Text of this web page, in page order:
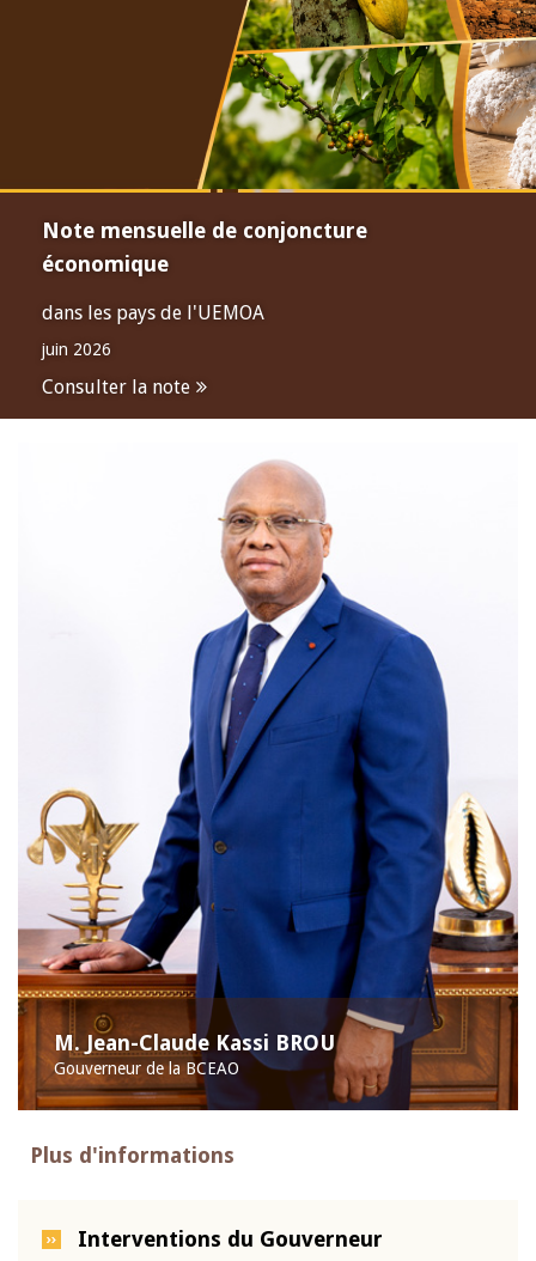
Note mensuelle de conjoncture
économique
dans les pays de l'UEMOA
juin 2026
Consulter la note
M. Jean-Claude Kassi BROU
Gouverneur de la BCEAO
Plus d'informations
Interventions du Gouverneur